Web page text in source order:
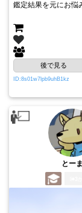
鑑定結果を元にお悩
後で見る
ID:8s01w7lpb9uhB1kz
とーま